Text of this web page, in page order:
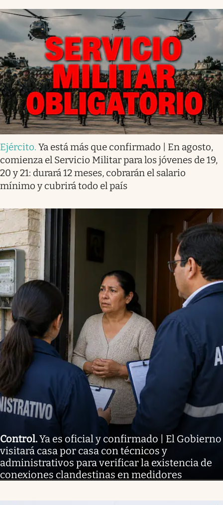
Ejército. Ya está más que confirmado | En agosto,
comienza el Servicio Militar para los jóvenes de 19,
20 y 21: durará 12 meses, cobrarán el salario
mínimo y cubrirá todo el país
Control.Ya es oficial y confirmado | El Gobierno
visitará casa por casa con técnicos y
administrativos para verificar la existencia de
conexiones clandestinas en medidores